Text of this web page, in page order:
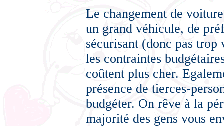
Le changement de
un grand véhicule, de
sécurisant (donc pas
les contraintes
coûtent plus cher.
présence de tierces-
budgéter. On rêve à la
majorité des gens vous